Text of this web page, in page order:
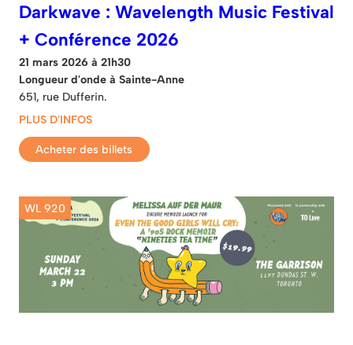
Darkwave : Wavelength Music Festival
+ Conférence 2026
21 mars 2026 à 21h30
Longueur d'onde à Sainte-Anne
651, rue Dufferin.
PLUS D'INFOS
Acheter des billets
WL 920